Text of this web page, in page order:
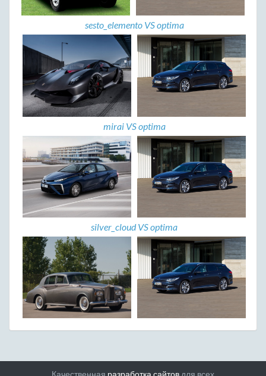
sesto_elemento VS optima
mirai VS optima
silver_cloud VS optima